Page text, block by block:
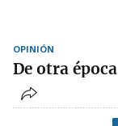
OPINIÓN
De otra época